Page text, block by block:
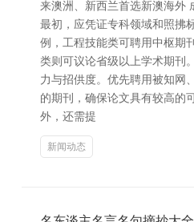
来澳洲、新西兰首选新澳海外
最初，应凭证专科领域和照拂
例，工程技能类可聘用中枢期
类则可议论省级以上学术期刊
力与招供度。优先聘用被知网
的期刊，确保论文具有较高的
外，还需提
新闻动态